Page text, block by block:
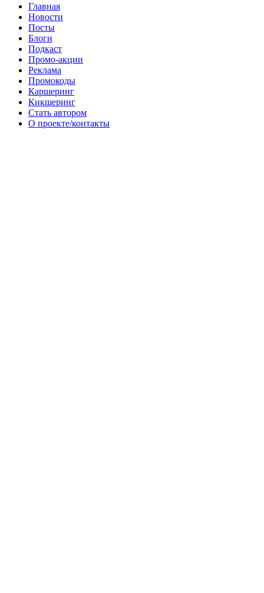
Главная
Новости
Посты
Блоги
Подкаст
Промо-акции
Реклама
Промокоды
Каршеринг
Кикшеринг
Стать автором
О проекте/контакты